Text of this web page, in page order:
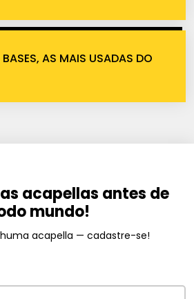
AS MAIS USADAS DO
acapellas antes de
mundo!
acapella — cadastre-se!